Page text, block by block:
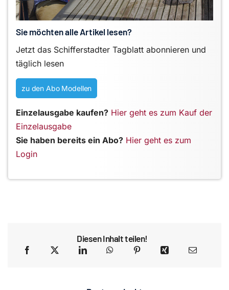
Sie möchten alle Artikel lesen?
Jetzt das Schifferstadter Tagblatt abonnieren und
täglich lesen
zu den Abo Modellen
Einzelausgabe kaufen? Hier geht es zum Kauf der
Einzelausgabe
Sie haben bereits ein Abo? Hier geht es zum
Login
Diesen Inhalt teilen!